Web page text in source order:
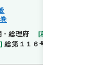
・総理府 [移管等年度
] 総第１１６号